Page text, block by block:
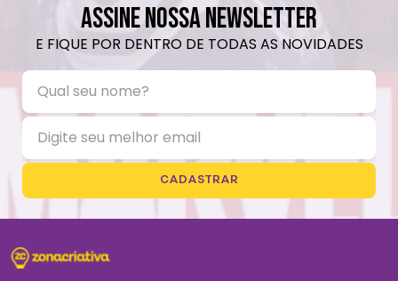
ASSINE NOSSA NEWSLETTER
E FIQUE POR DENTRO DE TODAS AS NOVIDADES
CADASTRAR